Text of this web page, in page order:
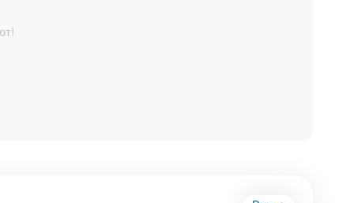
за
"Поиск